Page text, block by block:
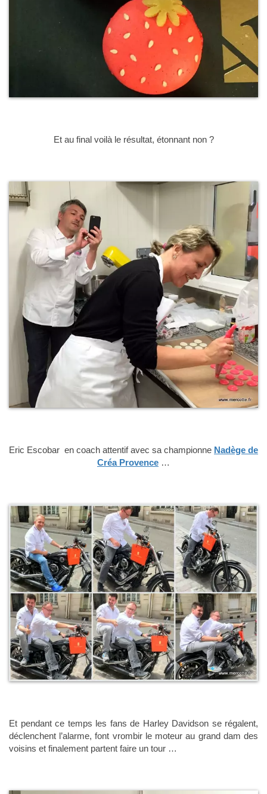
Et au final voilà le résultat, étonnant non ?
Eric Escobar en coach attentif avec sa championne Nadège de
Créa Provence …
Et pendant ce temps les fans de Harley Davidson se régalent,
déclenchent l’alarme, font vrombir le moteur au grand dam des
voisins et finalement partent faire un tour …